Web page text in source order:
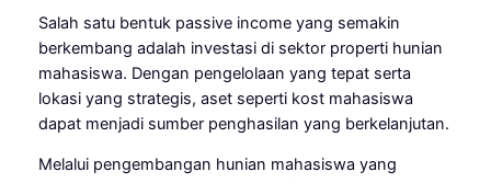
Salah satu bentuk passive income yang semakin
berkembang adalah investasi di sektor properti hunian
mahasiswa. Dengan pengelolaan yang tepat serta
lokasi yang strategis, aset seperti kost mahasiswa
dapat menjadi sumber penghasilan yang berkelanjutan.
Melalui pengembangan hunian mahasiswa yang